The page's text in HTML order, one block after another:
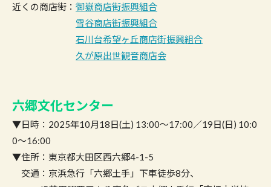
近くの商店街： 御嶽商店街振興組合
雪谷商店街振興組合
石川台希望ヶ丘商店街振興組合
久が原出世観音商店会
六郷文化センター
▼日時：2025年10月18日(土) 13:00〜17:00／19日(日) 10:0
0〜16:00
▼住所：東京都大田区西六郷4-1-5
交通：京浜急行「六郷土手」下車徒歩8分、